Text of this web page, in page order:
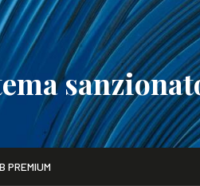
Ottobre
PREMIUM